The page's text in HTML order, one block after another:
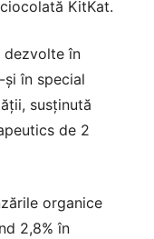
KitKat.
dezvolte în
în special
susținută
de 2
organice
2,8% în